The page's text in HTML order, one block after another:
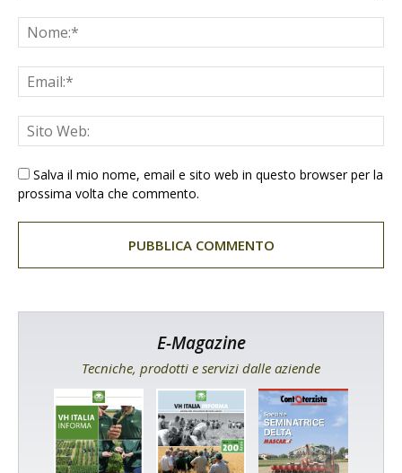
Salva il mio nome, email e sito web in questo browser per la
prossima volta che commento.
E-Magazine
Tecniche, prodotti e servizi dalle aziende